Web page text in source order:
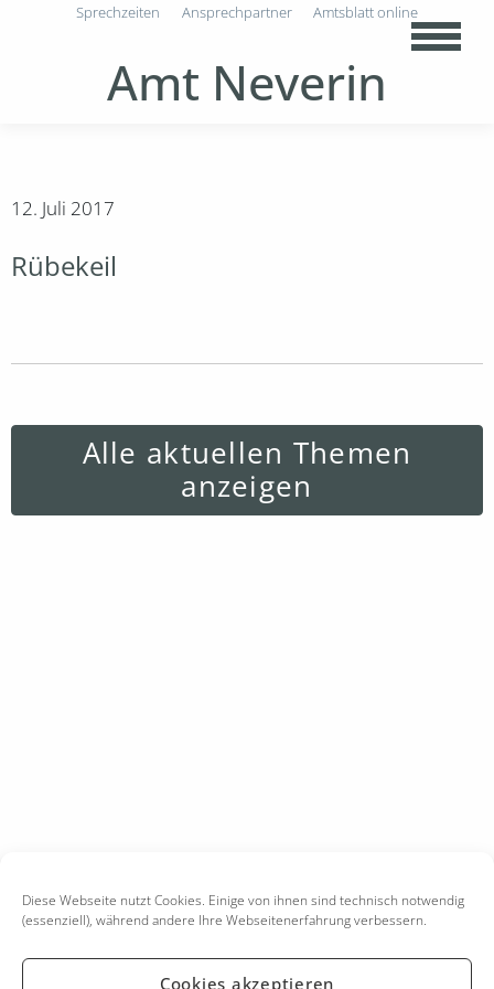
Diese Webseite nutzt Cookies. Einige von ihnen sind technisch notwendig
(essenziell), während andere Ihre Webseitenerfahrung verbessern.
Cookies akzeptieren
Amt Neverin
Sprechzeiten Ansprechpartner Amtsblatt online
12. Juli 2017
Rübekeil
Alle aktuellen Themen
anzeigen